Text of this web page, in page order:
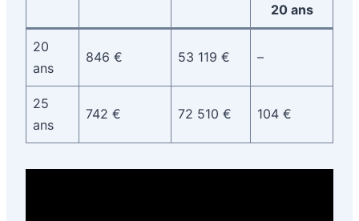
20 ans
20
ans
846 € 53 119 € –
25
ans
742 € 72 510 € 104 €